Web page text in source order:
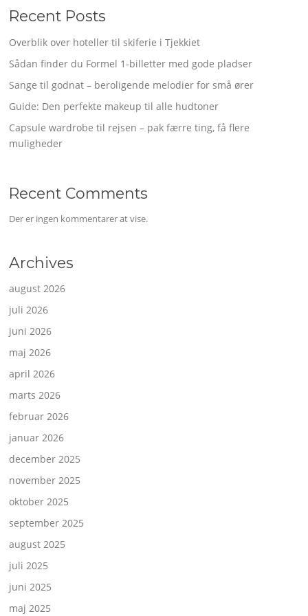
Recent Posts
Overblik over hoteller til skiferie i Tjekkiet
Sådan finder du Formel 1-billetter med gode pladser
Sange til godnat – beroligende melodier for små ører
Guide: Den perfekte makeup til alle hudtoner
Capsule wardrobe til rejsen – pak færre ting, få flere
muligheder
Recent Comments
Der er ingen kommentarer at vise.
Archives
august 2026
juli 2026
juni 2026
maj 2026
april 2026
marts 2026
februar 2026
januar 2026
december 2025
november 2025
oktober 2025
september 2025
august 2025
juli 2025
juni 2025
maj 2025